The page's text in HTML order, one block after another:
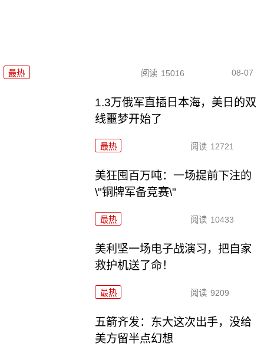
最热 阅读 15016 08-07
1.3万俄军直插日本海，美日的双
线噩梦开始了
最热 阅读 12721
美狂囤百万吨：一场提前下注的
\"铜牌军备竞赛\"
最热 阅读 10433
美利坚一场电子战演习，把自家
救护机送了命！
最热 阅读 9209
五箭齐发：东大这次出手，没给
美方留半点幻想